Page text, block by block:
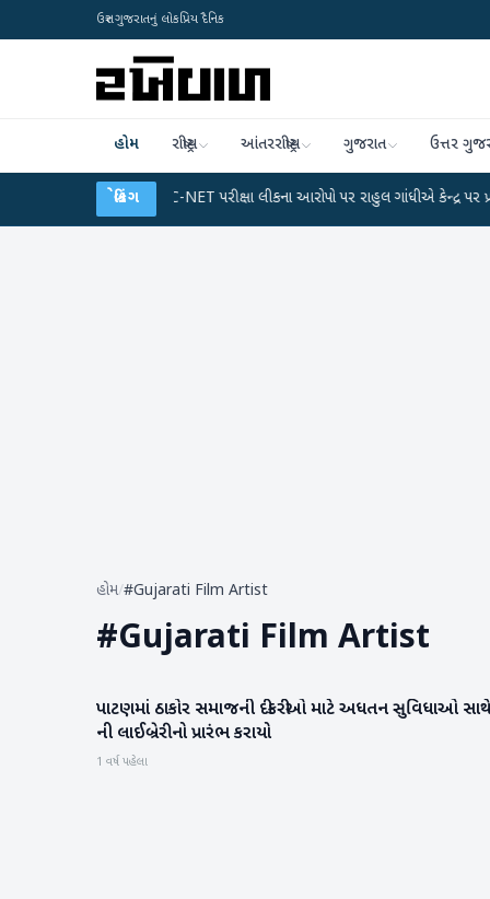
ઉત્તર ગુજરાતનું લોકપ્રિય દૈનિક
હોમ રાષ્ટ્રીય આંતરરાષ્ટ્રીય ગુજરાત ઉત્તર
બ્રેકિંગ
UGC-NET પરીક્ષા લીકના આરોપો પર રાહુલ ગાંધીએ કેન્દ્ર પર પ્રહાર કર્યા ●
હોમ/#Gujarati Film Artist
#Gujarati Film Artist
પાટણ
પાટણમાં ઠાકોર સમાજની દીકરીઓ માટે અધતન સુવિધાઓ સાથે
ની લાઈબ્રેરી નો પ્રારંભ કરાયો
1 વર્ષ પહેલા